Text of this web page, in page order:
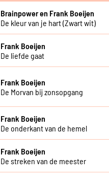
Brainpower en Frank Boeijen
De kleur van je hart (Zwart wit)
Frank Boeijen
De liefde gaat
Frank Boeijen
De Morvan bij zonsopgang
Frank Boeijen
De onderkant van de hemel
Frank Boeijen
De streken van de meester